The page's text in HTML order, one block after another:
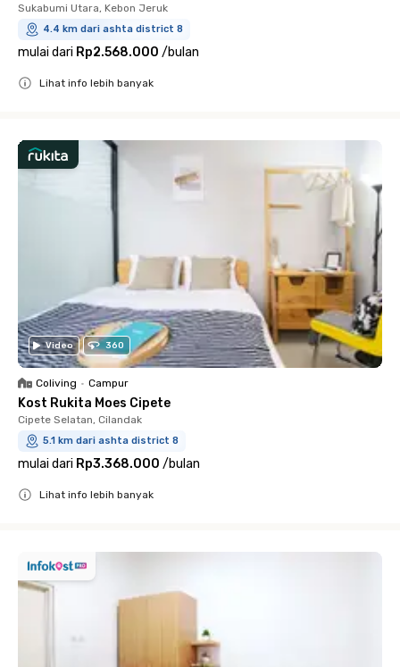
Sukabumi Utara, Kebon Jeruk
4.4 km dari ashta district 8
mulai dari Rp2.568.000 /bulan
Lihat info lebih banyak
Video 360
Coliving • Campur
Kost Rukita Moes Cipete
Cipete Selatan, Cilandak
5.1 km dari ashta district 8
mulai dari Rp3.368.000 /bulan
Lihat info lebih banyak